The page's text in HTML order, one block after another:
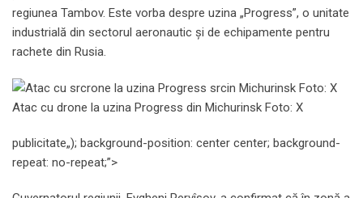
regiunea Tambov. Este vorba despre uzina „Progress”, o unitate
industrială din sectorul aeronautic și de echipamente pentru
rachete din Rusia.
Atac cu drone la uzina Progress din Michurinsk Foto: X
publicitate„); background-position: center center; background-
repeat: no-repeat;”>